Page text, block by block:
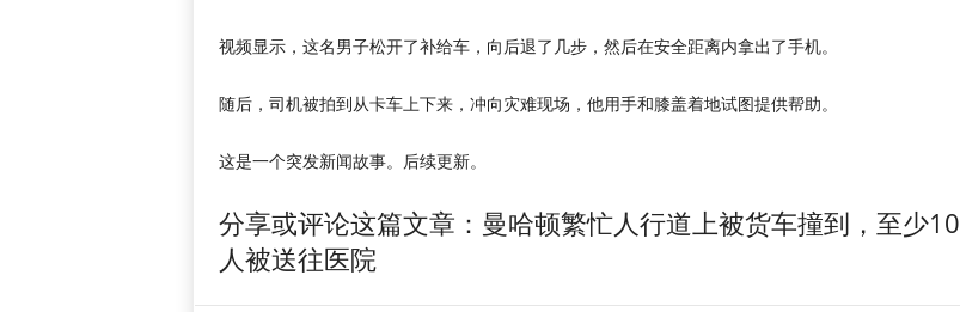
视频显示，这名男子松开了补给车，向后退了几步，然后在安全距离内拿出了手机。
随后，司机被拍到从卡车上下来，冲向灾难现场，他用手和膝盖着地试图提供帮助。
这是一个突发新闻故事。后续更新。
分享或评论这篇文章：曼哈顿繁忙人行道上被货车撞到，至少10
人被送往医院